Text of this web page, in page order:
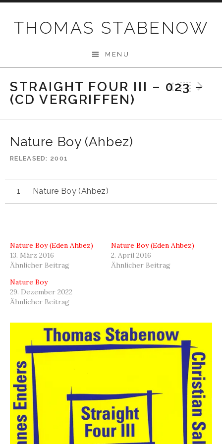
THOMAS STABENOW
MENU
STRAIGHT FOUR III – 023 –
(CD VERGRIFFEN)
Nature Boy (Ahbez)
RELEASED 2001
Nature Boy (Ahbez)
Nature Boy (Eden Ahbez)
13. März 2016
Ähnlicher Beitrag
Nature Boy (Eden Ahbez)
2. April 2016
Ähnlicher Beitrag
Nature Boy
29. Dezember 2022
Ähnlicher Beitrag